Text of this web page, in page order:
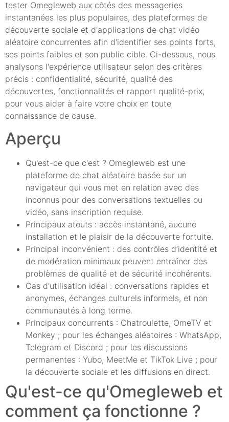
tester Omegleweb aux côtés des messageries
instantanées les plus populaires, des plateformes de
découverte sociale et d'applications de chat vidéo
aléatoire concurrentes afin d'identifier ses points forts,
ses points faibles et son public cible. Ci-dessous, nous
analysons l'expérience utilisateur selon des critères
précis : confidentialité, sécurité, qualité des
découvertes, fonctionnalités et rapport qualité-prix,
pour vous aider à faire votre choix en toute
connaissance de cause.
Aperçu
Qu'est-ce que c'est ? Omegleweb est une
plateforme de chat aléatoire basée sur un
navigateur qui vous met en relation avec des
inconnus pour des conversations textuelles ou
vidéo, sans inscription requise.
Principaux atouts : accès instantané, aucune
installation et le plaisir de la découverte fortuite.
Principal inconvénient : des contrôles d’identité et
de modération minimaux peuvent entraîner des
problèmes de qualité et de sécurité incohérents.
Cas d'utilisation idéal : conversations rapides et
anonymes, échanges culturels informels, et non
communautés à long terme.
Principaux concurrents : Chatroulette, OmeTV et
Monkey ; pour les échanges aléatoires : WhatsApp,
Telegram et Discord ; pour les discussions
permanentes : Yubo, MeetMe et TikTok Live ; pour
la découverte sociale et les diffusions en direct.
Qu'est-ce qu'Omegleweb et
comment ça fonctionne ?